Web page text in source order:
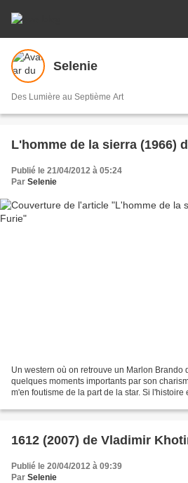
Selenie
Des Lumière au Septième Art
L'homme de la sierra (1966)
Publié le 21/04/2012 à 05:24
Par Selenie
Un western où on retrouve un Marlon Brando
quelques moments importants par son
m'en foutisme de la part de la star. Si l'histoire
1612 (2007) de Vladimir
Publié le 20/04/2012 à 09:39
Par Selenie